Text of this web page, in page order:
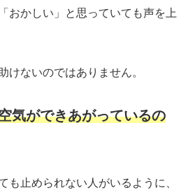
おかしい」と思っていても声を上
けないのではありません。
気ができあがっているの
も止められない人がいるように、